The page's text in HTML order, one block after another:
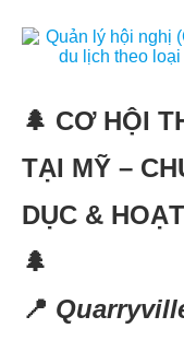
🌲 CƠ HỘI
TẠI MỸ –
DỤC &
🌲
📍